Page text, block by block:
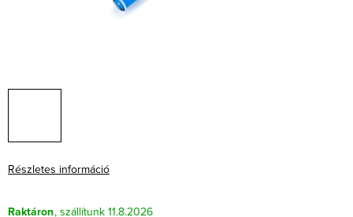
Részletes információ
Raktáron
11.8.2026